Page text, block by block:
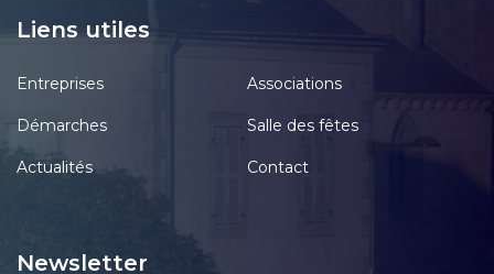
Liens utiles
Entreprises Associations
Démarches Salle des fêtes
Actualités Contact
Newsletter